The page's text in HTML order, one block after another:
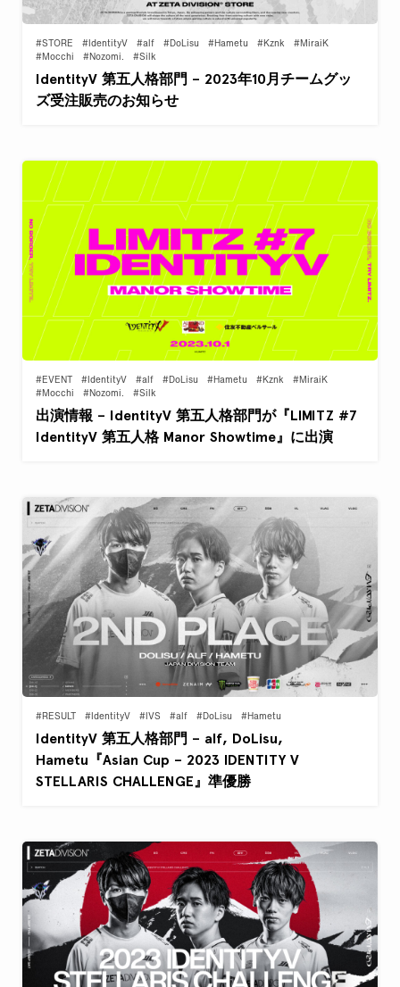
#STORE #IdentityV #alf #DoLisu #Hametu #Kznk
#MiraiK
#Mocchi
#Nozomi. #Silk
IdentityV 第五人格部門 – 2023年10月チームグッ
ズ受注販売のお知らせ
#EVENT #IdentityV #alf #DoLisu #Hametu #Kznk
#MiraiK
#Mocchi
#Nozomi. #Silk
出演情報 – IdentityV 第五人格部門が『LIMITZ #7
IdentityV 第五人格 Manor Showtime』に出演
#RESULT #IdentityV #IVS #alf #DoLisu #Hametu
IdentityV 第五人格部門 – alf, DoLisu,
Hametu『Asian Cup – 2023 IDENTITY V
STELLARIS CHALLENGE』準優勝